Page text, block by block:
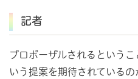
記者
プロポーザルされるという
いう提案を期待されている